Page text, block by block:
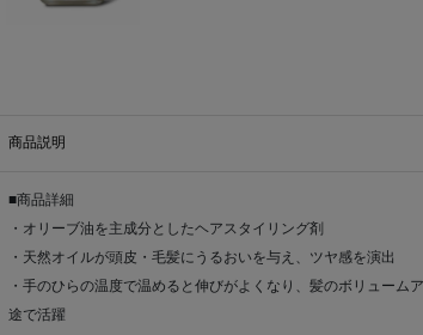
商品説明
■商品詳細
・オリーブ油を主成分としたヘアスタイリング剤
・天然オイルが頭皮・毛髪にうるおいを与え、ツヤ感を演出
・手のひらの温度で温めると伸びがよくなり、髪のボリューム
途で活躍